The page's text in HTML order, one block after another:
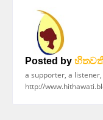
Posted by හිතවතී
a supporter, a
http://